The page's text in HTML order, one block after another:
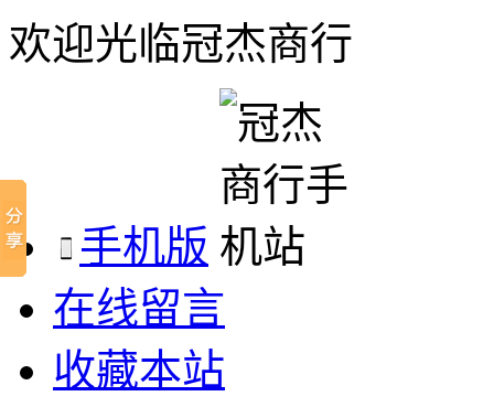
欢迎光临冠杰商行
手机版
在线留言
收藏本站